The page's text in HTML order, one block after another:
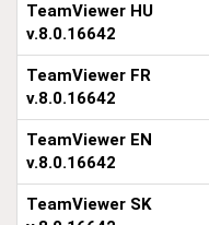
TeamViewer HU
v.8.0.16642
TeamViewer FR
v.8.0.16642
TeamViewer EN
v.8.0.16642
TeamViewer SK